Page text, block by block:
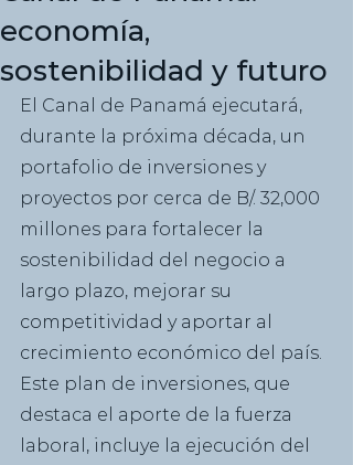
economía,
sostenibilidad y futuro
El Canal de Panamá ejecutará,
durante la próxima década, un
portafolio de inversiones y
proyectos por cerca de B/. 32,000
millones para fortalecer la
sostenibilidad del negocio a
largo plazo, mejorar su
competitividad y aportar al
crecimiento económico del país.
Este plan de inversiones, que
destaca el aporte de la fuerza
laboral, incluye la ejecución del